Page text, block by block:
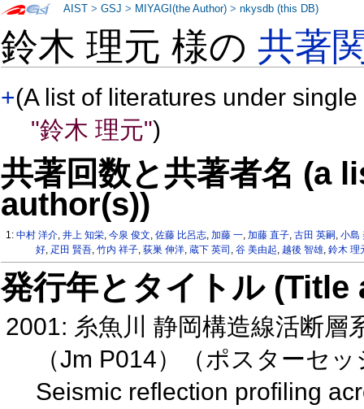
鈴木 理元 様の共著
+(A list of literatures under
"鈴木 理元")
共著回数と共著者名 (a
author(s))
1:中村 洋介,井上 知栄,今泉 俊文,佐藤 比呂志,加藤 一,加藤 直子,古田 英嗣 ,小島
好, 疋田 賢吾, 竹内 祥子, 荻巣 伸洋, 蔵下 英司 , 谷 美由起, 越後 智雄, 鈴木 理
発行年とタイトル
2001: 糸魚川 静岡構造線活断層
（Jm P014）（ポスターセ
Seismic reflection profiling
AIST >GSJ > MIYAGI(the Author) >nkysdb (this DB)